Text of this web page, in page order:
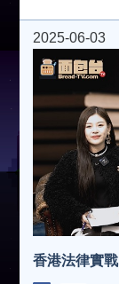
2025-06-03
香港法律實